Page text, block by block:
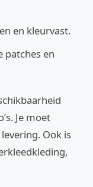
en kleurvast.
patches en
Je moet
Ook is